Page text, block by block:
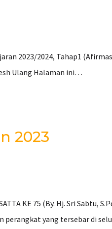
2023/2024, Tahap1
Ulang Halaman ini…
2023
KE 75 (By. Hj. Sri
yang tersebar di